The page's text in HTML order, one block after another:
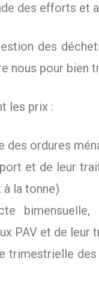
des efforts et
des
nous pour
les prix :
des ordures
et de leur
à la tonne)
PAV et de leur
trimestrielle